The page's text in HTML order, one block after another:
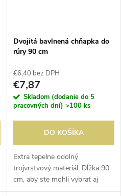
Dvojitá bavlnená chňapka do
rúry 90 cm
€6,40 bez DPH
€7,87
Skladom (dodanie do 5
pracovných dní) >100 ks
DO KOŠÍKA
Extra tepelne odolný
trojvrstvový materiál. Dĺžka 90
cm, aby ste mohli vybrať aj
veľké panvice.